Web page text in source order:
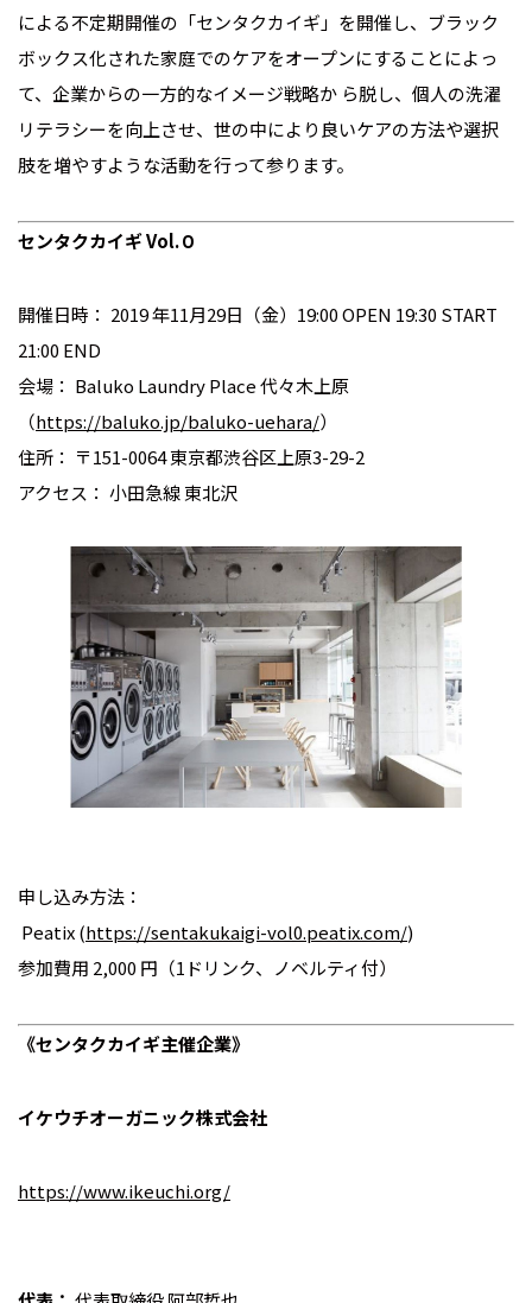
による不定期開催の「センタクカイギ」を開催し、ブラック
ボックス化された家庭でのケアをオープンにすることによっ
て、企業からの一方的なイメージ戦略か ら脱し、個人の洗濯
リテラシーを向上させ、世の中により良いケアの方法や選択
肢を増やすような活動を行って参ります。
センタクカイギ Vol.０
開催日時： 2019 年11月29日（金）19:00 OPEN 19:30 START
21:00 END
会場： Baluko Laundry Place 代々木上原
（https://baluko.jp/baluko-uehara/）
住所： 〒151-0064 東京都渋谷区上原3-29-2
アクセス： 小田急線 東北沢
申し込み方法：
Peatix (https://sentakukaigi-vol0.peatix.com/)
参加費用 2,000 円（1ドリンク、ノベルティ付）
《センタクカイギ主催企業》
イケウチオーガニック株式会社
https://www.ikeuchi.org/